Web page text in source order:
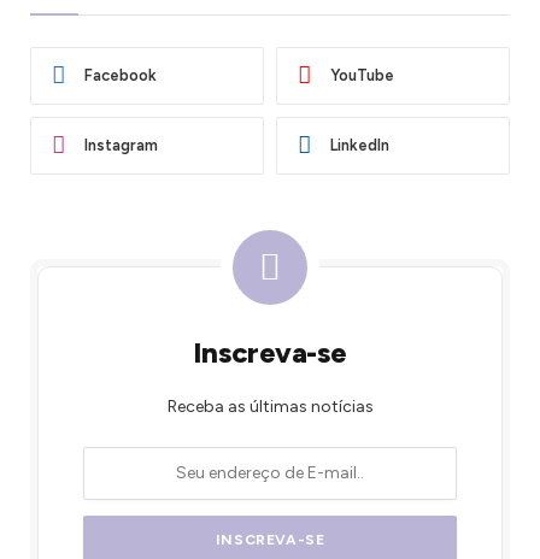
Facebook YouTube
Instagram LinkedIn
Inscreva-se
Receba as últimas notícias